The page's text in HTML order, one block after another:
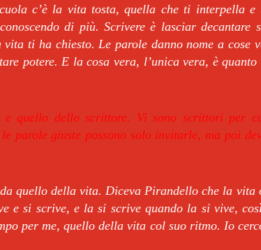
c’è la vita tosta, quella che ti interpella
di più. Scrivere è lasciar decantare
ti ha chiesto. Le parole danno nome a cose
potere. E la cosa vera, l’unica vera, è quanto
e quello dello scrittore. Vi sono scrittori per
parole giuste possono solo invitarle, ma poi
quello della vita. Diceva Pirandello che la vita
e si scrive, e la si scrive quando la si vive,
per me, quello della vita col suo ritmo. Io